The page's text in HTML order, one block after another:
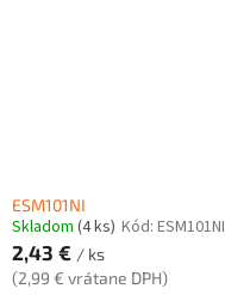
ESM101NI
Skladom (4 ks) Kód: ESM101NI
2,43 € / ks
(2,99 € vrátane DPH)